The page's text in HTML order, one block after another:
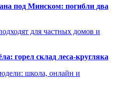
под Минском: погибли два
для частных домов и
горел склад леса-кругляка
школа, онлайн и